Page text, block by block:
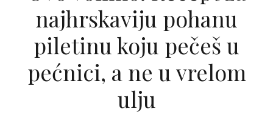
najhrskaviju pohanu
piletinu koju pečeš u
pećnici, a ne u vrelom
ulju